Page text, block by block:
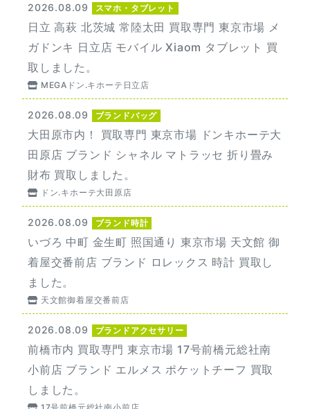
2026.08.09 スマホ・タブレット
日立 高萩 北茨城 常陸太田 買取専門 東京市場 メ
ガドンキ 日立店 モバイル Xiaom タブレット 買
取しました。
MEGAドン.キホーテ日立店
2026.08.09 ブランドバッグ
大田原市内！ 買取専門 東京市場 ドンキホーテ大
田原店 ブランド シャネル マトラッセ 折り畳み
財布 買取しました。
ドン.キホーテ大田原店
2026.08.09 ブランド時計
いづろ 中町 金生町 照国通り 東京市場 天文館 御
着屋交番前店 ブランド ロレックス 時計 買取し
ました。
天文館御着屋交番前店
2026.08.09 ブランドアクセサリー
前橋市内 買取専門 東京市場 17号前橋元総社南
小前店 ブランド エルメス ポケットチーフ 買取
しました。